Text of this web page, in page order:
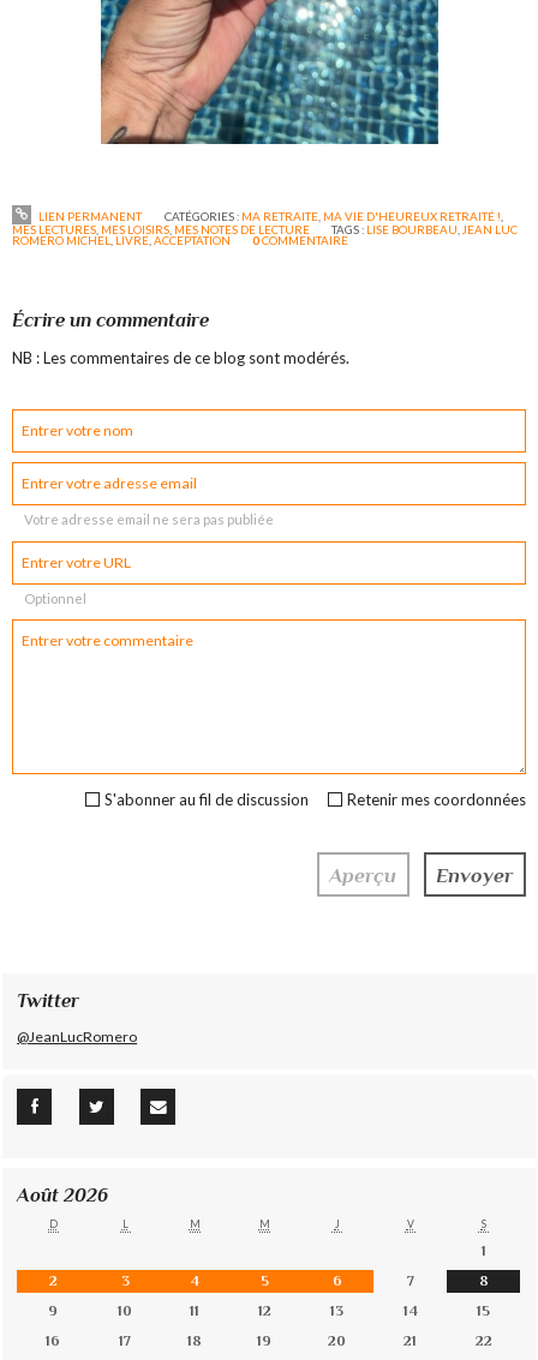
LIEN PERMANENT CATÉGORIES : MA RETRAITE, MA VIE D'HEUREUX RETRAITÉ !
MES LECTURES MES LOISIRS MES NOTES DE LECTURE TAGS : LISE BOURBEAU JEAN LUC
ROMERO MICHEL LIVRE ,ACCEPTATION 0COMMENTAIRE
Écrire un commentaire
NB : Les commentaires de ce blog sont modérés.
Votre adresse email ne sera pas publiée
Optionnel
Retenir mes coordonnées
S'abonner au fil de discussion
Twitter
@JeanLucRomero
Août 2026
D L M M J V S
1
2
3 4 5 6 7
8
9
10 11 12 13 14
15
16
17 18 19 20 21 22